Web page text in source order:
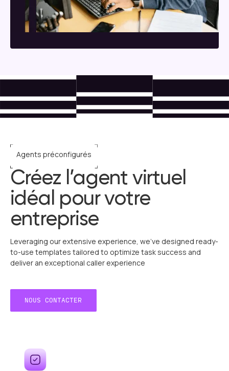
Agents préconfigurés
Créez l’agent virtuel
idéal pour votre
entreprise
Leveraging our extensive experience, we've designed ready-
to-use templates tailored to optimize task success and
deliver an exceptional caller experience
NOUS CONTACTER
NOUS CONTACTER